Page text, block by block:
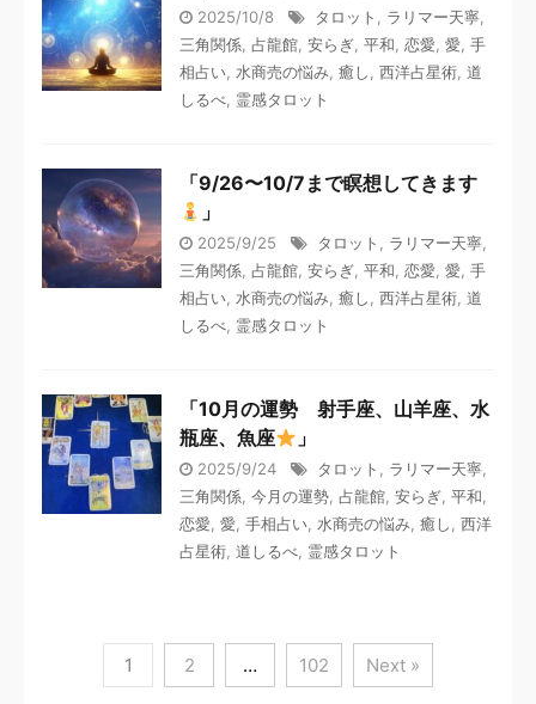
2025/10/8 タロット , ラリマー天寧,
三角関係, 占龍館, 安らぎ, 平和, 恋愛, 愛, 手
相占い, 水商売の悩み, 癒し, 西洋占星術, 道
しるべ, 霊感タロット
「9/26〜10/7まで瞑想してきます
」
2025/9/25 タロット , ラリマー天寧,
三角関係, 占龍館, 安らぎ, 平和, 恋愛, 愛, 手
相占い, 水商売の悩み, 癒し, 西洋占星術, 道
しるべ, 霊感タロット
「10月の運勢 射手座、山羊座、水
瓶座、魚座
」
2025/9/24 タロット , ラリマー天寧,
三角関係, 今月の運勢, 占龍館, 安らぎ, 平和,
恋愛, 愛, 手相占い, 水商売の悩み, 癒し, 西洋
占星術, 道しるべ, 霊感タロット
1 2 … 102 Next »